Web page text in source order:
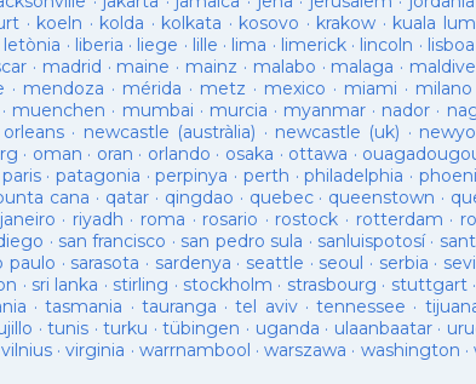
· koeln · kolda · kolkata · kosovo · krakow · kuala
letònia · liberia · liege · lille · lima · limerick· lincoln · lisboa
· madrid · maine · mainz · malabo · malaga ·
· mendoza · mérida · metz · mexico · miami · milano
· muenchen · mumbai · murcia · myanmar · nador ·
· newcastle (austràlia) · newcastle (uk) ·
· oman · oran · orlando · osaka · ottawa ·
paris· patagonia ·perpinya · perth ·philadelphia ·
cana · qatar · qingdao · quebec· queenstown ·
· riyadh · roma · rosario · rostock · rotterdam ·
· san francisco · san pedro sula · sanluispotosí·
paulo · sarasota · sardenya · seattle · seoul · serbia ·
· sri lanka · stirling · stockholm · strasbourg · stuttgart·
·tasmania · tauranga ·tel aviv·tennessee ·
·tunis ·turku ·tübingen · uganda · ulaanbaatar·
vilnius·virginia · warrnambool ·warszawa · washington ·